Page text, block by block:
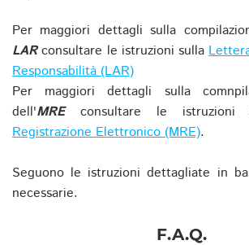
Per maggiori dettagli sulla
LARconsultare le istruzioni sulla
Responsabilità (LAR)
Per maggiori dettagli sulla
dell'MREconsultare le istruzioni
Registrazione Elettronico (MRE).
Seguono le istruzioni dettagliate in
necessarie.
F.A.Q.